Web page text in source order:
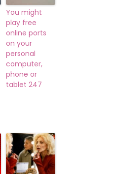
You might
play free
online ports
on your
personal
computer,
phone or
tablet 247